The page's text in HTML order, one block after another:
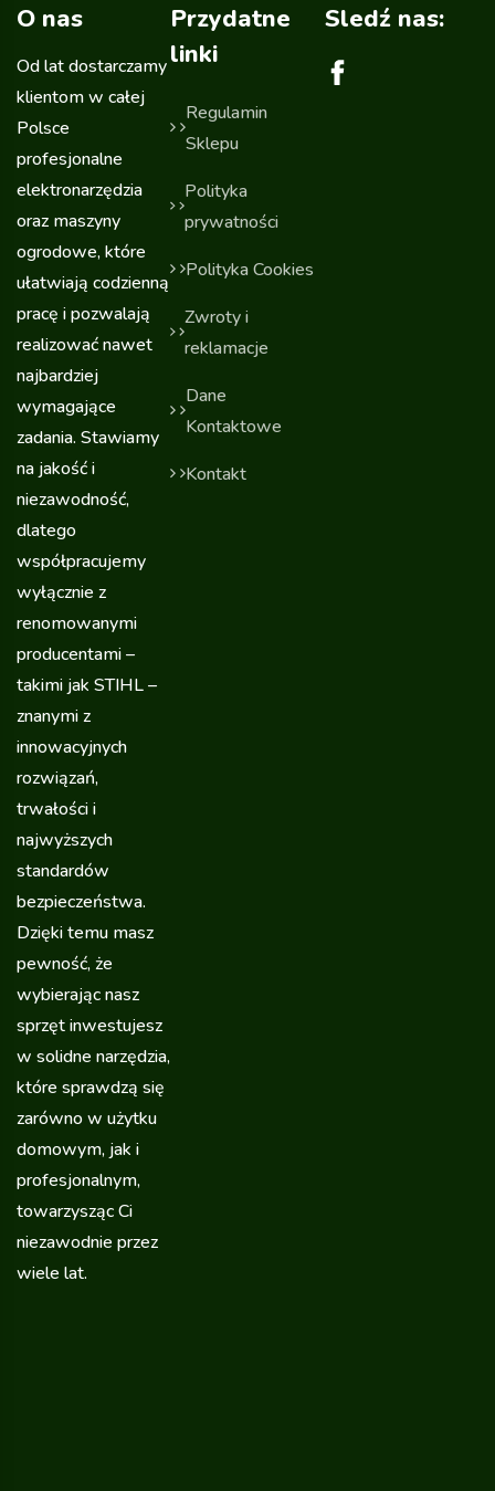
O nas
Od lat dostarczamy
klientom w całej
Polsce
profesjonalne
elektronarzędzia
oraz maszyny
ogrodowe, które
ułatwiają codzienną
pracę i pozwalają
realizować nawet
najbardziej
wymagające
zadania. Stawiamy
na jakość i
niezawodność,
dlatego
współpracujemy
wyłącznie z
renomowanymi
producentami –
takimi jak STIHL –
znanymi z
innowacyjnych
rozwiązań,
trwałości i
najwyższych
standardów
bezpieczeństwa.
Dzięki temu masz
pewność, że
wybierając nasz
sprzęt inwestujesz
w solidne narzędzia,
które sprawdzą się
zarówno w użytku
domowym, jak i
profesjonalnym,
towarzysząc Ci
niezawodnie przez
wiele lat.
Przydatne
linki
Regulamin
Sklepu
Polityka
prywatności
Polityka Cookies
Zwroty i
reklamacje
Dane
Kontaktowe
Kontakt
Sledź nas: